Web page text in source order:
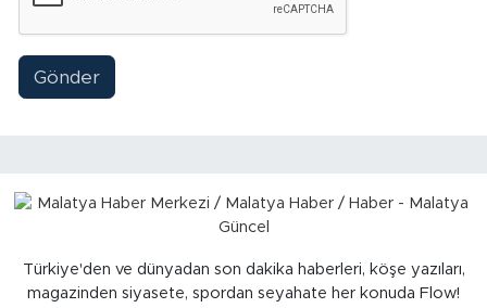
Gönder
Türkiye'den ve dünyadan son dakika haberleri, köşe yazıları,
magazinden siyasete, spordan seyahate her konuda Flow!
Magazin
Adıyaman